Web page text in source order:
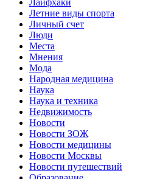
Летние виды спорта
Личный счет
Люди
Места
Мнения
Мода
Народная медицина
Наука
Наука и техника
Недвижимость
Новости
Новости ЗОЖ
Новости медицины
Новости Москвы
Новости путешествий